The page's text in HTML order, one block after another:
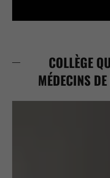
COLLÈGE
MÉDECINS